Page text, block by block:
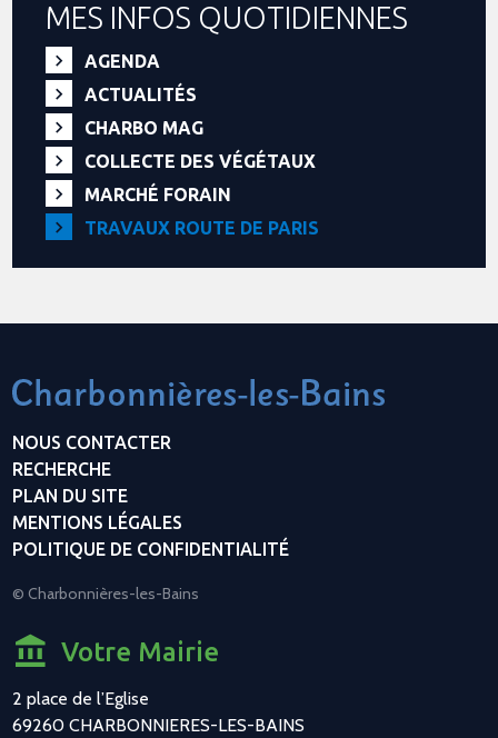
MES INFOS QUOTIDIENNES
AGENDA
ACTUALITÉS
CHARBO MAG
COLLECTE DES VÉGÉTAUX
MARCHÉ FORAIN
TRAVAUX ROUTE DE PARIS
NOUS CONTACTER
RECHERCHE
PLAN DU SITE
MENTIONS LÉGALES
POLITIQUE DE CONFIDENTIALITÉ
© Charbonnières-les-Bains
Votre Mairie
2 place de l’Eglise
69260 CHARBONNIERES-LES-BAINS